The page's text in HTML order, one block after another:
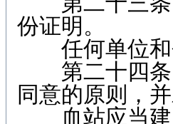
份证明。
任何单位和
第二十四条
同意的原则，
血站应当建